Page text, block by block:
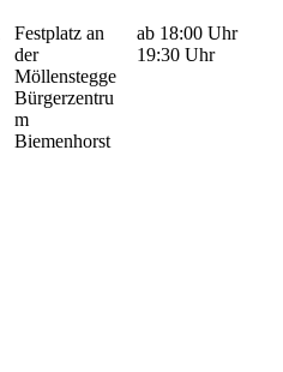
Festplatz an
der
Möllenstegge
Bürgerzentru
m
Biemenhorst
ab 18:00 Uhr
19:30 Uhr